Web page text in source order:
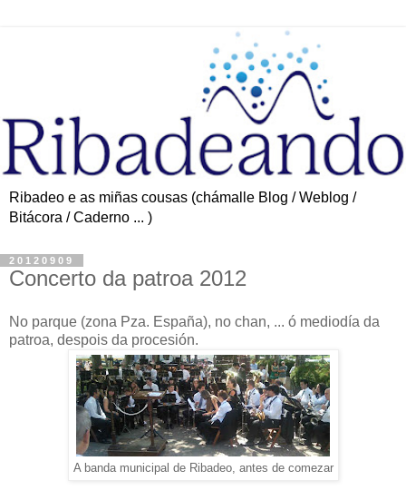
Ribadeo e as miñas cousas (chámalle Blog / Weblog /
Bitácora / Caderno ... )
20120909
Concerto da patroa 2012
No parque (zona Pza. España), no chan, ... ó mediodía da
patroa, despois da procesión.
A banda municipal de Ribadeo, antes de comezar